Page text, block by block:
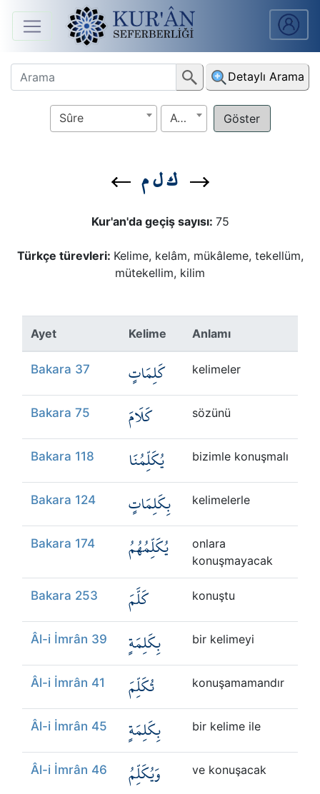
Anasayfa
Sûreler
Arapça
Kökler
Üyelik
Detaylı Arama
Sûre Ayet
ك ل م
Kur'an'da geçiş sayısı: 75
Türkçe türevleri: Kelime, kelâm, mükâleme, tekellüm,
mütekellim, kilim
Ayet Kelime Anlamı
Bakara 37 كَلِمَاتٍ kelimeler
Bakara 75 كَلَامَ sözünü
Bakara 118 يُكَلِّمُنَا bizimle konuşmalı
Bakara 124 بِكَلِمَاتٍ kelimelerle
Bakara 174 يُكَلِّمُهُمُ
onlara
konuşmayacak
Bakara 253 كَلَّمَ konuştu
Âl-i İmrân 39 بِكَلِمَةٍ bir kelimeyi
Âl-i İmrân 41 تُكَلِّمَ konuşamamandır
Âl-i İmrân 45 بِكَلِمَةٍ bir kelime ile
Âl-i İmrân 46 وَيُكَلِّمُ ve konuşacak